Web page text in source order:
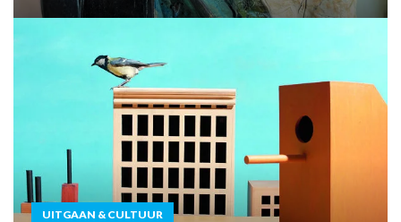
UITGAAN & CULTUUR